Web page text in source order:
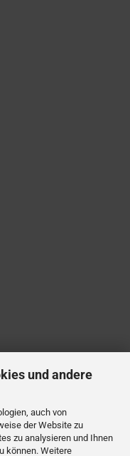
und andere
auch von
der Website zu
zu analysieren und Ihnen
können. Weitere